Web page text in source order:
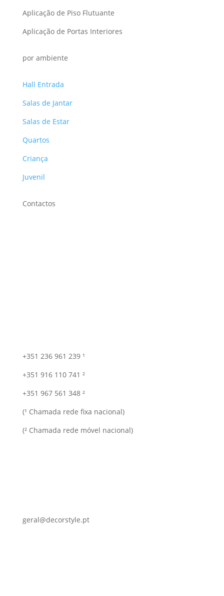
Aplicação de Piso Flutuante
Aplicação de Portas Interiores
por ambiente
Hall Entrada
Salas de Jantar
Salas de Estar
Quartos
Criança
Juvenil
Contactos
+351 236 961 239 ¹
+351 916 110 741 ²
+351 967 561 348 ²
(¹ Chamada rede fixa nacional)
(² Chamada rede móvel nacional)
geral@decorstyle.pt